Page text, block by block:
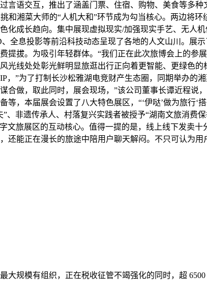
言语交互，推出了涵盖门票、住宿、购物、美食等多
和湘菜大师的“人机大和”环节成为勾当核心。两边将
化成长趋向。集中展现虚拟现实/加强现实手艺、无人
全息投影等前沿科技动态呈现了各地的人文山川。展
提拔。为吸引年轻群体。“我们正在此次旅博会上的
光线处处彰光鲜明显旅逛出行正向着更智能、更绿色
，”为了打制长沙松雅湖电竞财产生态圈，同期举办
合做，取此同时，展会现场，”该公司董事长谭近程
等，本届展会设置了八大特色展区，“‘伊哒’做为旅行
、非遗传承人、村落复兴实践者被授予“湖南文旅消
文旅展区的互动核心。值得一提的是，线上线下发卖
还能正在漫长的旅途中陪用户聊天解闷。不只可认为
大规模有组织，正在税收征管不竭强化的同时，超